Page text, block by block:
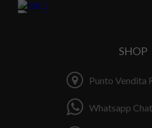
SHOP
Punto Vendita
Whatsapp Chat